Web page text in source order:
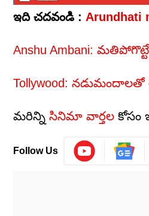
ఇది చదవండి :
Anshu Ambani:
Tollywood: నడుమందాలతో
మరిన్ని సినిమా వార్తల కోసం
Follow Us